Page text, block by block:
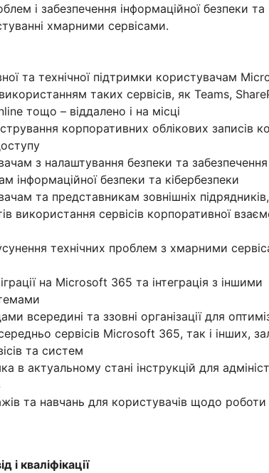
і забезпечення інформаційної безпеки та
хмарними сервісами.
та технічної підтримки користувачам
таких сервісів, як Teams,
тощо – віддалено і на місці
корпоративних облікових записів
з налаштування безпеки та забезпечення
інформаційної безпеки та кібербезпеки
та представникам зовнішніх
використання сервісів корпоративної
технічних проблем з хмарними
на Microsoft 365 та інтеграція з іншими
всередині та ззовні організації для
сервісів Microsoft 365, так і інших,
та систем
в актуальному стані інструкцій для
та навчань для користувачів щодо роботи
і кваліфікації